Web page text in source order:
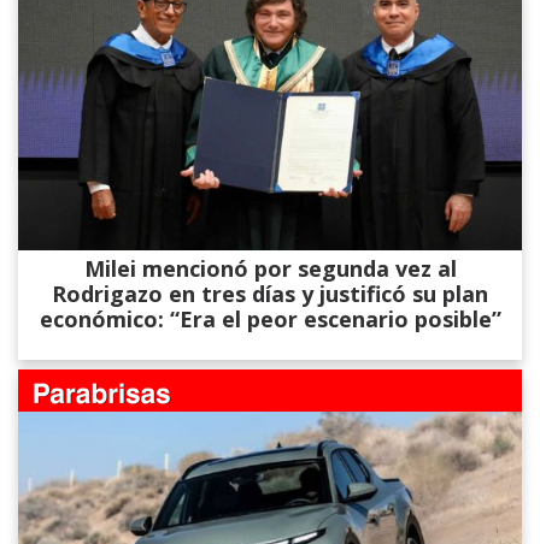
Milei mencionó por segunda vez al
Rodrigazo en tres días y justificó su plan
económico: “Era el peor escenario posible”